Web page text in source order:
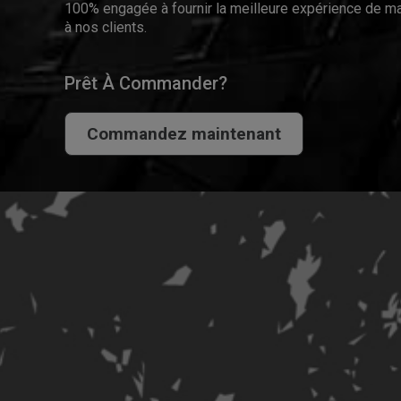
100% engagée à fournir la meilleure expérience de
à nos clients.
Prêt À Commander?
Commandez maintenant